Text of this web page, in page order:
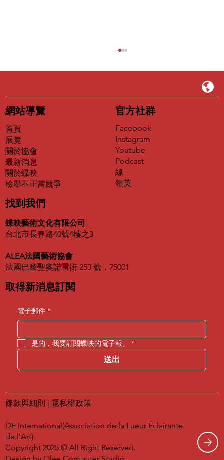
第二屆犬之日「潦草小狗出道計畫」得獎
名單正式揭曉
網站導覽
首頁
展覽
關於協會
最新消息
關於蝶映
​檢舉不正當競爭
官方社群
Facebook
Instagram
Youtube
Podcast
線
領英
找到我們
蝶映藝術文化有限公司
台北市長春路40號4樓之3
ALEA法國藝術協會
法國巴黎聖奧諾雷街 253 號，75001
取得新消息訂閱
電子郵件 *
是的，我要訂閱蝶映的電子報。 *
送出
條款與細則 隱私權政策
DE International(Association de la Lueur Éclairante
de l'Art)
Copyright 2025 © All Right Reserved.